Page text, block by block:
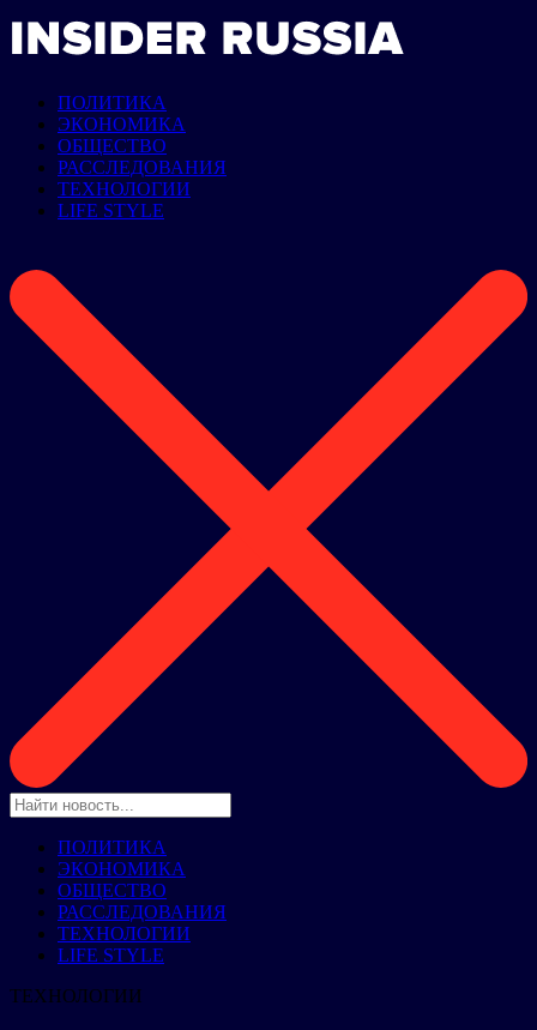
ПОЛИТИКА
ЭКОНОМИКА
ОБЩЕСТВО
РАССЛЕДОВАНИЯ
ТЕХНОЛОГИИ
LIFE STYLE
ПОЛИТИКА
ЭКОНОМИКА
ОБЩЕСТВО
РАССЛЕДОВАНИЯ
ТЕХНОЛОГИИ
LIFE STYLE
ТЕХНОЛОГИИ